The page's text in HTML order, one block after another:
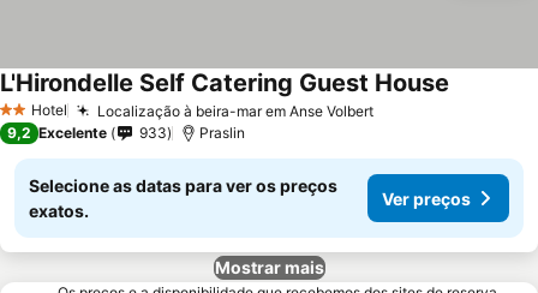
2 Estrelas
Hotel Localização à beira-mar em Anse Volbert
L'Hirondelle Self Catering Guest House
9,2 Excelente 933 Praslin
Selecione as datas para ver os preços
exatos.
Ver preços
Mostrar mais